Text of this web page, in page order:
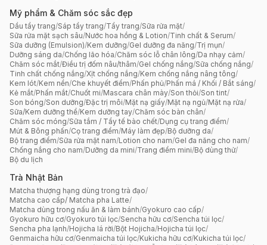
Mỹ phẩm & Chăm sóc sắc đẹp
Dầu tẩy trang/Sáp tẩy trang/Tẩy trang/Sữa rửa mặt/
Sữa rửa mặt sạch sâu/Nước hoa hồng & Lotion/Tinh chất & Serum/
Sữa dưỡng (Emulsion)/Kem dưỡng/Gel dưỡng đa năng/Trị mụn/
Dưỡng sáng da/Chống lão hóa/Chăm sóc lỗ chân lông/Da nhạy cảm/
Chăm sóc mắt/Điều trị đốm nâu/thâm/Gel chống nắng/Sữa chống nắng/
Tinh chất chống nắng/Xịt chống nắng/Kem chống nắng nâng tông/
Kem lót/Kem nền/Che khuyết điểm/Phấn phủ/Phấn má / Khối / Bắt sáng/
Kẻ mắt/Phấn mắt/Chuốt mi/Mascara chân mày/Son thỏi/Son tint/
Son bóng/Son dưỡng/Đặc trị môi/Mặt nạ giấy/Mặt nạ ngủ/Mặt nạ rửa/
Sữa/Kem dưỡng thể/Kem dưỡng tay/Chăm sóc bàn chân/
Chăm sóc móng/Sữa tắm / Tẩy tế bào chết/Dụng cụ trang điểm/
Mút & Bông phấn/Cọ trang điểm/Máy làm đẹp/Bộ dưỡng da/
Bộ trang điểm/Sữa rửa mặt nam/Lotion cho nam/Gel đa năng cho nam/
Chống nắng cho nam/Dưỡng da mini/Trang điểm mini/Bộ dùng thử/
Bộ du lịch
Trà Nhật Bản
Matcha thượng hạng dùng trong trà đạo/
Matcha cao cấp/ Matcha pha Latte/
Matcha dùng trong nấu ăn & làm bánh/Gyokuro cao cấp/
Gyokuro hữu cơ/Gyokuro túi lọc/Sencha hữu cơ/Sencha túi lọc/
Sencha pha lạnh/Hojicha lá rời/Bột Hojicha/Hojicha túi lọc/
Genmaicha hữu cơ/Genmaicha túi lọc/Kukicha hữu cơ/Kukicha túi lọc/